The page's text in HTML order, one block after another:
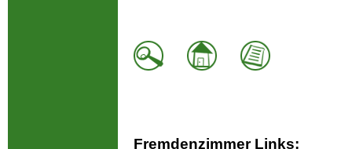
Fremdenzimmer Links: